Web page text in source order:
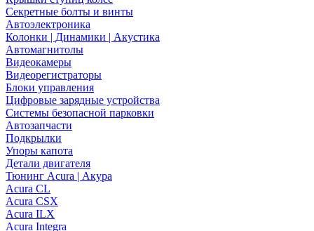
Секретные болты и винты
Автоэлектроника
Колонки | Динамики | Акустика
Автомагнитолы
Видеокамеры
Видеорегистраторы
Блоки управления
Цифровые зарядные устройства
Системы безопасной парковки
Автозапчасти
Подкрылки
Упоры капота
Детали двигателя
Тюнинг Acura | Акура
Acura CL
Acura CSX
Acura ILX
Acura Integra